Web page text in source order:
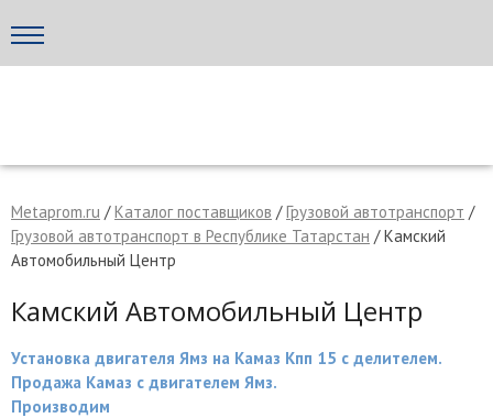
МЕТАПРОМ - российский торгово-промышленный портал
Написать поставщику
Metaprom.ru /Каталог поставщиков /Грузовой автотранспорт /
Грузовой автотранспорт в Республике Татарстан / Камский
Автомобильный Центр
Камский Автомобильный Центр
Установка двигателя Ямз на Камаз Кпп 15 с делителем.
Продажа Камаз с двигателем Ямз.
Производим